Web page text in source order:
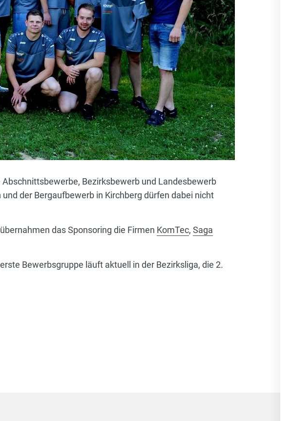
Bezirksbewerb und Landesbewerb
der Bergaufbewerb in Kirchberg dürfen dabei nicht
das Sponsoring die Firmen KomTec, Saga
Bewerbsgruppe läuft aktuell in der Bezirksliga, die 2.